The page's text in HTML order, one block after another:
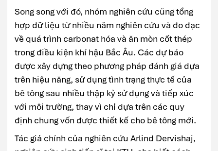
Song song với đó, nhóm nghiên cứu cũng tổng
hợp dữ liệu từ nhiều năm nghiên cứu và đo đạc
về quá trình carbonat hóa và ăn mòn cốt thép
trong điều kiện khí hậu Bắc Âu. Các dự báo
được xây dựng theo phương pháp đánh giá dựa
trên hiệu năng, sử dụng tình trạng thực tế của
bê tông sau nhiều thập kỷ sử dụng và tiếp xúc
với môi trường, thay vì chỉ dựa trên các quy
định chung vốn được thiết kế cho bê tông mới.
Tác giả chính của nghiên cứu Arlind Dervishaj,